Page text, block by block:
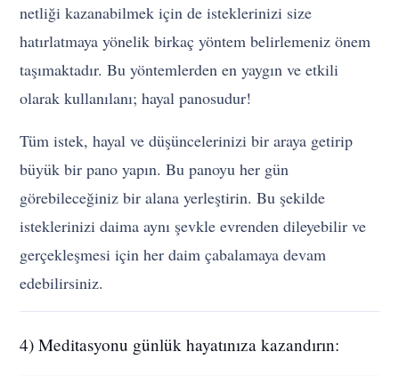
netliği kazanabilmek için de isteklerinizi size
hatırlatmaya yönelik birkaç yöntem belirlemeniz önem
taşımaktadır. Bu yöntemlerden en yaygın ve etkili
olarak kullanılanı; hayal panosudur!
Tüm istek, hayal ve düşüncelerinizi bir araya getirip
büyük bir pano yapın. Bu panoyu her gün
görebileceğiniz bir alana yerleştirin. Bu şekilde
isteklerinizi daima aynı şevkle evrenden dileyebilir ve
gerçekleşmesi için her daim çabalamaya devam
edebilirsiniz.
4) Meditasyonu günlük hayatınıza kazandırın: